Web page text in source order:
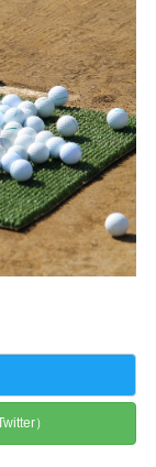
）